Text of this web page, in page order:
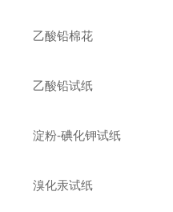
乙酸铅棉花
乙酸铅试纸
淀粉-碘化钾试纸
溴化汞试纸